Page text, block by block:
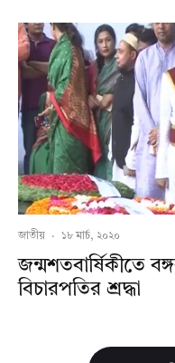
জাতীয় · ১৮ মার্চ, ২০২০
জন্মশতবার্ষিকীতে
বিচারপতির শ্রদ্ধা